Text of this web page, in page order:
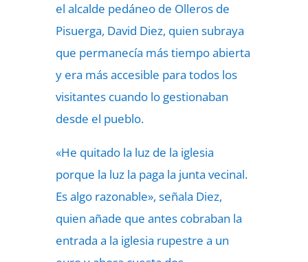
el alcalde pedáneo de Olleros de
Pisuerga, David Diez, quien subraya
que permanecía más tiempo abierta
y era más accesible para todos los
visitantes cuando lo gestionaban
desde el pueblo.
«He quitado la luz de la iglesia
porque la luz la paga la junta vecinal.
Es algo razonable», señala Diez,
quien añade que antes cobraban la
entrada a la iglesia rupestre a un